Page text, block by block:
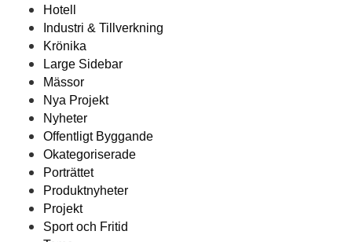
Hotell
Industri & Tillverkning
Krönika
Large Sidebar
Mässor
Nya Projekt
Nyheter
Offentligt Byggande
Okategoriserade
Porträttet
Produktnyheter
Projekt
Sport och Fritid